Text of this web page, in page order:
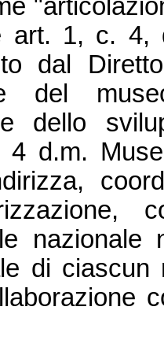
art. 1, c. 4,
dal
del
e dello
4 d.m.
nazionale
di ciascun